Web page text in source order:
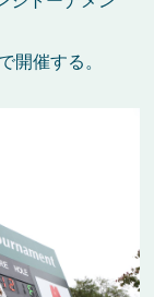
開催する。